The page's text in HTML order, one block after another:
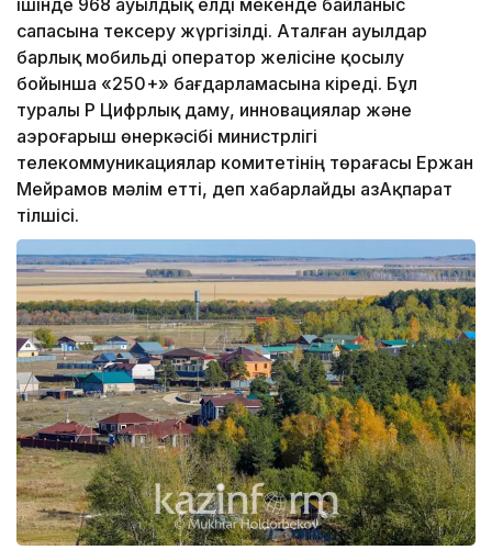
ішінде 968 ауылдық елді мекенде байланыс
сапасына тексеру жүргізілді. Аталған ауылдар
барлық мобильді оператор желісіне қосылу
бойынша «250+» бағдарламасына кіреді. Бұл
туралы ҚР Цифрлық даму, инновациялар және
аэроғарыш өнеркәсібі министрлігі
телекоммуникациялар комитетінің төрағасы Ержан
Мейрамов мәлім етті, деп хабарлайды ҚазАқпарат
тілшісі.